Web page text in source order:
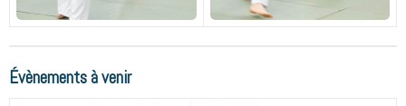
Évènements à venir